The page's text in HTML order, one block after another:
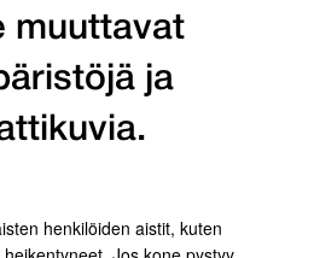
muuttavat
ja
henkilöiden aistit, kuten